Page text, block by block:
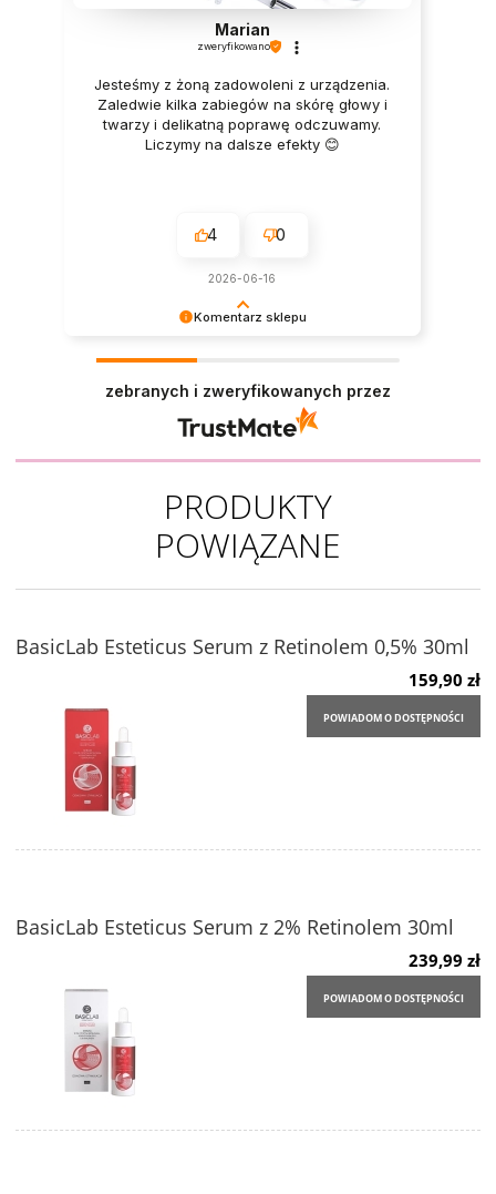
Komentarz sklepu
Doceniamy czas i wysiłek włożony w podzielenie
się z nami Twoimi doświadczeniami. Do
Marian
zweryfikowano
Jesteśmy z żoną zadowoleni z urządzenia.
Zaledwie kilka zabiegów na skórę głowy i
twarzy i delikatną poprawę odczuwamy.
Liczymy na dalsze efekty 😊
4 0
2026-06-16
zebranych i zweryfikowanych przez
PRODUKTY
POWIĄZANE
BasicLab Esteticus Serum z Retinolem 0,5% 30ml
159,90 zł
POWIADOM O DOSTĘPNOŚCI
BasicLab Esteticus Serum z 2% Retinolem 30ml
239,99 zł
POWIADOM O DOSTĘPNOŚCI